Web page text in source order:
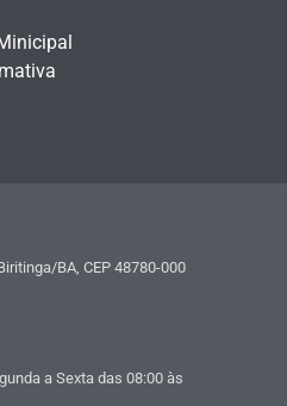
BA, CEP 48780-000
a Sexta das 08:00 às